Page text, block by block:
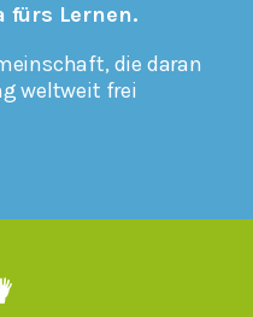
fürs Lernen.
die daran
weltweit frei